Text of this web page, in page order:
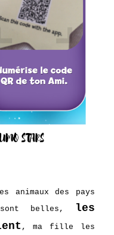
animaux des pays
sont belles,
les
, ma fille les